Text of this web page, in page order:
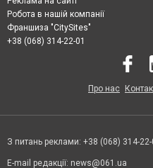
Робота в нашій компанії
Франшиза "CitySites"
+38 (068) 314-22-01
Про нас
З питань реклами: +38 (068) 314-22-
E-mail редакції: news@061.ua